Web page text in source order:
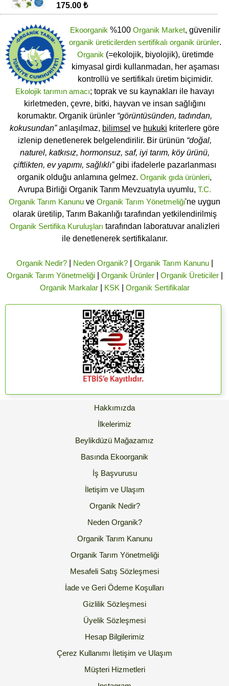
175.00 ₺
Ekoorganik %100 Organik Market, güvenilir
organik üreticilerden sertifikalı organik ürünler.
Organik (=ekolojik, biyolojik), üretimde
kimyasal girdi kullanmadan, her aşaması
kontrollü ve sertifikalı üretim biçimidir.
Ekolojik tarımın amacı; toprak ve su kaynakları ile havayı
kirletmeden, çevre, bitki, hayvan ve insan sağlığını
korumaktır. Organik ürünler “görüntüsünden, tadından,
kokusundan”anlaşılmaz, bilimsel ve hukuki kriterlere göre
izlenip denetlenerek belgelendirilir. Bir ürünün “doğal,
naturel, katkısız, hormonsuz, saf, iyi tarım, köy ürünü,
çiftlikten, ev yapımı, sağlıklı”gibi ifadelerle pazarlanması
organik olduğu anlamına gelmez. Organik gıda ürünleri,
Avrupa Birliği Organik Tarım Mevzuatıyla uyumlu, T.C.
Organik Tarım Kanunu ve Organik Tarım Yönetmeliği'ne uygun
olarak üretilip, Tarım Bakanlığı tarafından yetkilendirilmiş
Organik Sertifika Kuruluşları tarafından laboratuvar analizleri
ile denetlenerek sertifikalanır.
Organik Nedir?| Neden Organik?| Organik Tarım Kanunu|
Organik Tarım Yönetmeliği| Organik Ürünler| Organik Üreticiler|
Organik Markalar| KSK Organik Sertifikalar
Hakkımızda
İlkelerimiz
Beylikdüzü Mağazamız
Basında Ekoorganik
İş Başvurusu
İletişim ve Ulaşım
Organik Nedir?
Neden Organik?
Organik Tarım Kanunu
Organik Tarım Yönetmeliği
Mesafeli Satış Sözleşmesi
İade ve Geri Ödeme Koşulları
Gizlilik Sözleşmesi
Üyelik Sözleşmesi
Hesap Bilgilerimiz
Çerez Kullanımı İletişim ve Ulaşım
Müşteri Hizmetleri